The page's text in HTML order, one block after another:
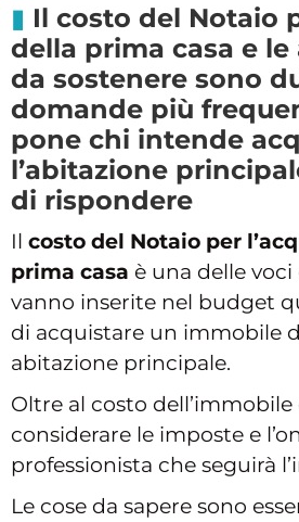
Il costo del Notaio
della prima casa e le
da sostenere sono
domande più
pone chi intende
l’abitazione
di rispondere
Il costo del Notaio per
prima casa è una delle voci
vanno inserite nel budget
di acquistare un immobile
abitazione principale.
Oltre al costo
considerare le imposte e
professionista che seguirà
Le cose da sapere sono